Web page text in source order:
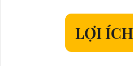
LỢI